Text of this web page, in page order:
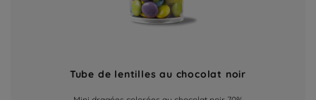
Tube de lentilles au chocolat noir